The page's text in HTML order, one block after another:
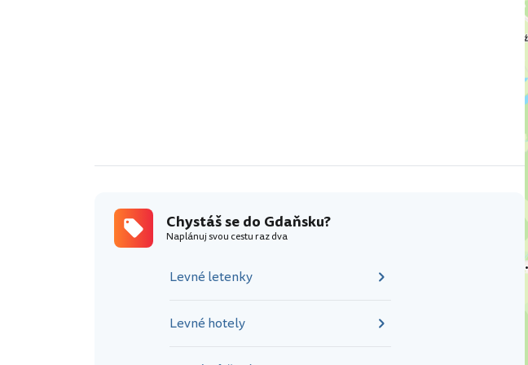
Chystáš se do Gdaňsku?
Naplánuj svou cestu raz dva
Levné letenky
Levné hotely